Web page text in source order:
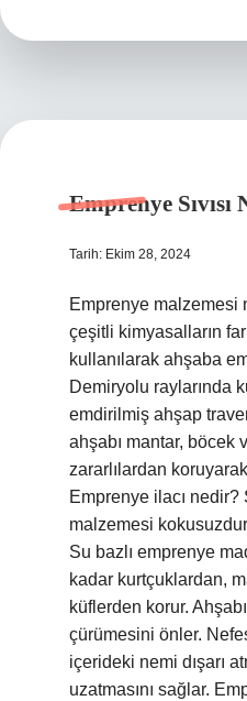
Emprenye Sıvısı
Tarih: Ekim 28, 2024
Emprenye malzemesi
çeşitli kimyasalların
kullanılarak ahşaba
Demiryolu raylarında
emdirilmiş ahşap
ahşabı mantar, böcek
zararlılardan
Emprenye ilacı nedir?
malzemesi kokusuzdur
Su bazlı emprenye
kadar kurtçuklardan,
küflerden korur.
çürümesini önler.
içerideki nemi dışarı
uzatmasını sağlar.